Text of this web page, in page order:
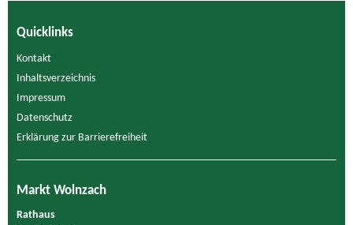
Quicklinks
Kontakt
Inhaltsverzeichnis
Impressum
Datenschutz
Erklärung zur Barrierefreiheit
Markt Wolnzach
Rathaus